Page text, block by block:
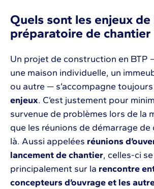
Quels sont les enjeux
préparatoire de chantier
Un projet de construction en BTP
une maison individuelle, un
ou autre — s’accompagne
enjeux. C’est justement pour
survenue de problèmes lors de la
que les réunions de démarrage
là. Aussi appelées réunions
lancement de chantier, celles-ci
principalement sur la rencontre
concepteurs d’ouvrage et les